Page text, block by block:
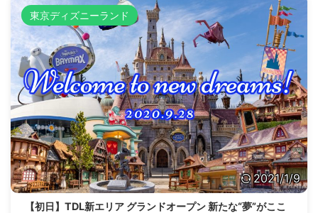
東京ディズニーランド
2021/1/9
【初日】TDL新エリア グランドオープン 新たな“夢”がここ